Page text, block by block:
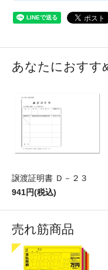
あなたにおすす
譲渡証明書 Ｄ－２３
941円(税込)
売れ筋商品